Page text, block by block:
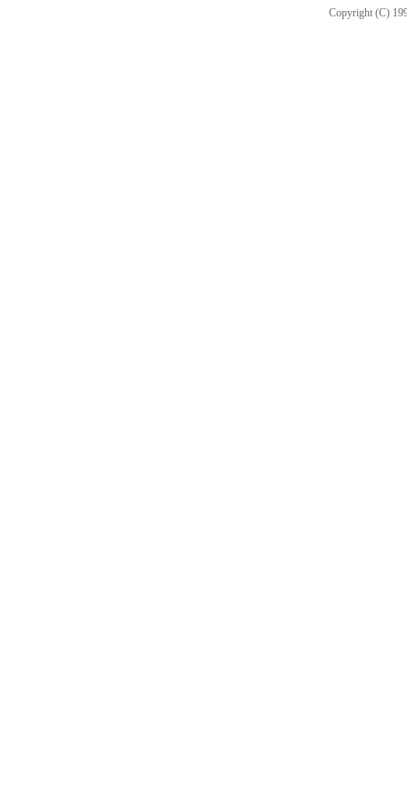
Copyright (C)